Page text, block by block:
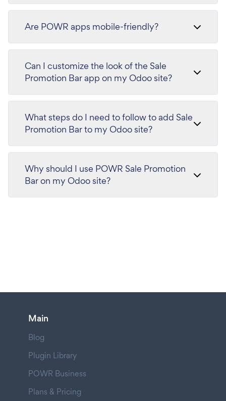
Are POWR apps mobile-friendly?
Can I customize the look of the Sale
Promotion Bar app on my Odoo site?
What steps do I need to follow to add Sale
Promotion Bar to my Odoo site?
Why should I use POWR Sale Promotion
Bar on my Odoo site?
Main
Blog
Plugin Library
POWR Business
Plans & Pricing